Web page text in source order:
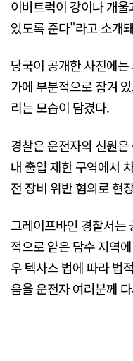
이버트럭이 강이나 개
있도록 준다"라고 소개
당국이 공개한 사진에
가에 부분적으로 잠겨
리는 모습이 담겼다.
경찰은 운전자의 신원
내 출입 제한 구역에서
전 장비 위반 혐의로 현
그레이프바인 경찰서는
적으로 얕은 담수 지역
우 텍사스 법에 따라 법
음을 운전자 여러분께